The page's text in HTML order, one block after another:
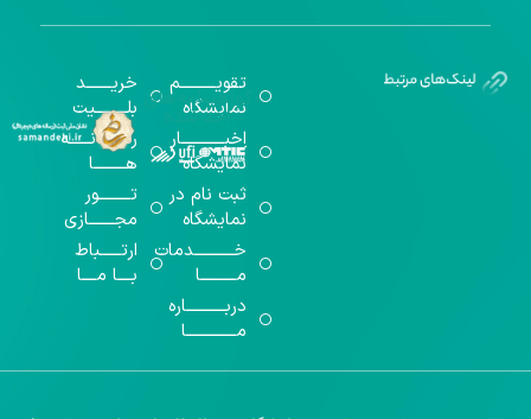
تقویــــــــــم
نمایشگاه
اخبــــــــــــار
نمایشگاه
ثبت نام در
نمایشگاه
خـــــــــــدمات
مــــــــــا
دربـــــــــــاره
مــــــــــــــا
خریـــــــد
بلـــــــــیت
رســـــانــــــه
هـــــــــا
تـــــــــور
مجـــــــازی
ارتــــــباط
بــــا مــــا
گواهینامه‌های
اخذ شده